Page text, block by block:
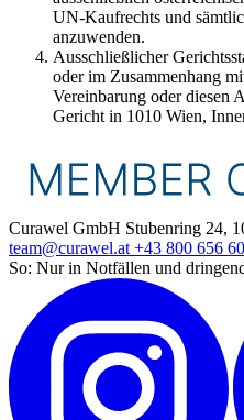
UN-Kaufrechts und
anzuwenden.
Ausschließlicher
oder im Zusammenhang
Vereinbarung oder diesen
Gericht in 1010 Wien,
Curawel GmbH Stubenring 24,
team@curawel.at +43 800 656
So: Nur in Notfällen und